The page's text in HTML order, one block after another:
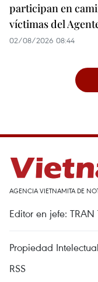
participan en
víctimas del
02/08/2026 08:44
AGENCIA VIETNAMITA DE
Editor en jefe: TRAN
Propiedad Intelectual
RSS